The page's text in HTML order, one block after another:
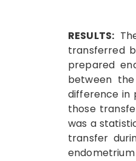
RESULTS:
transferred
prepared
between
difference in
those
was a
transfer